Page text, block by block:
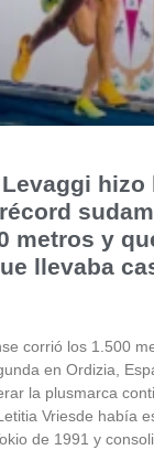
hizo
metros y
llevaba
corrió los 1.500
en Ordizia,
la plusmarca
Vriesde había
de 1991 y